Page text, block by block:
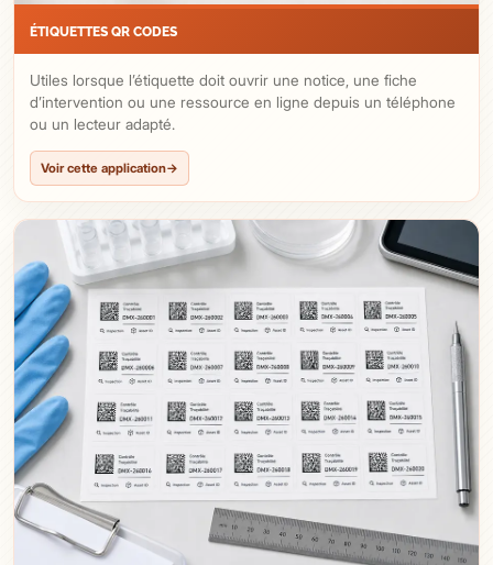
ÉTIQUETTES QR CODES
Utiles lorsque l’étiquette doit ouvrir une notice, une fiche
d’intervention ou une ressource en ligne depuis un téléphone
ou un lecteur adapté.
Voir cette application→